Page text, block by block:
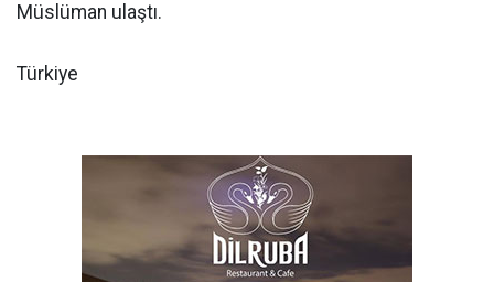
Müslüman ulaştı.
Türkiye